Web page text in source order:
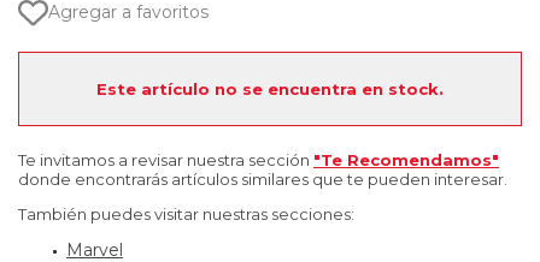
Agregar a favoritos
Este artículo no se encuentra en stock.
Te invitamos a revisar nuestra sección "Te Recomendamos"
donde encontrarás artículos similares que te pueden interesar.
También puedes visitar nuestras secciones:
Marvel